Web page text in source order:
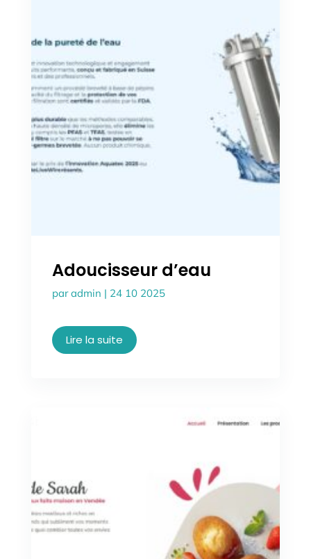
Adoucisseur d’eau
paradmin | 24 10 2025
Lire la suite